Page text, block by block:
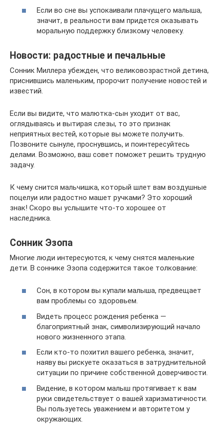
Если во сне вы успокаивали плачущего малыша,
значит, в реальности вам придется оказывать
моральную поддержку близкому человеку.
Новости: радостные и печальные
Сонник Миллера убежден, что великовозрастной детина,
приснившись маленьким, пророчит получение новостей и
известий.
Если вы видите, что малютка-сын уходит от вас,
оглядываясь и вытирая слезы, то это признак
неприятных вестей, которые вы можете получить.
Позвоните сынуле, проснувшись, и поинтересуйтесь
делами. Возможно, ваш совет поможет решить трудную
задачу.
К чему снится мальчишка, который шлет вам воздушные
поцелуи или радостно машет ручками? Это хороший
знак! Скоро вы услышите что-то хорошее от
наследника.
Сонник Эзопа
Многие люди интересуются, к чему снятся маленькие
дети. В соннике Эзопа содержится такое толкование:
Сон, в котором вы купали малыша, предвещает
вам проблемы со здоровьем.
Видеть процесс рождения ребенка —
благоприятный знак, символизирующий начало
нового жизненного этапа.
Если кто-то похитил вашего ребенка, значит,
наяву вы рискуете оказаться в затруднительной
ситуации по причине собственной доверчивости.
Видение, в котором малыш протягивает к вам
руки свидетельствует о вашей харизматичности.
Вы пользуетесь уважением и авторитетом у
окружающих.